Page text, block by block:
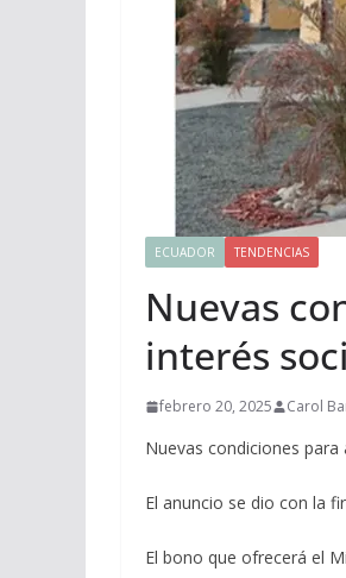
ECUADOR TENDENCIAS
Nuevas
interés
febrero 20, 2025 Carol
Nuevas condiciones para
El anuncio se dio con la
El bono que ofrecerá el